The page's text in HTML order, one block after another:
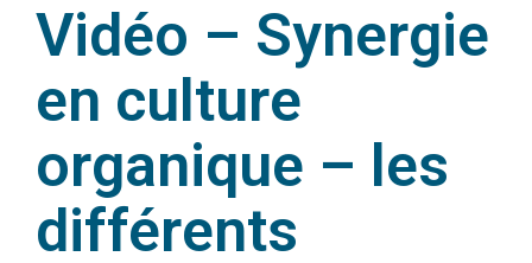
Vidéo – Synergie
en culture
organique – les
différents